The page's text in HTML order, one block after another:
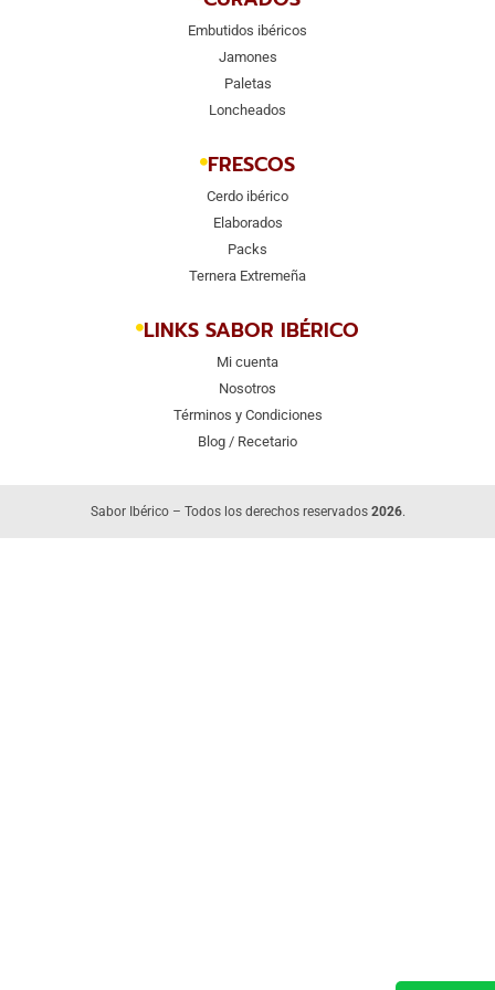
Embutidos ibéricos
Jamones
Paletas
Loncheados
FRESCOS
Cerdo ibérico
Elaborados
Packs
Ternera Extremeña
LINKS SABOR IBÉRICO
Mi cuenta
Nosotros
Términos y Condiciones
Blog / Recetario
Sabor Ibérico – Todos los derechos reservados 2026.